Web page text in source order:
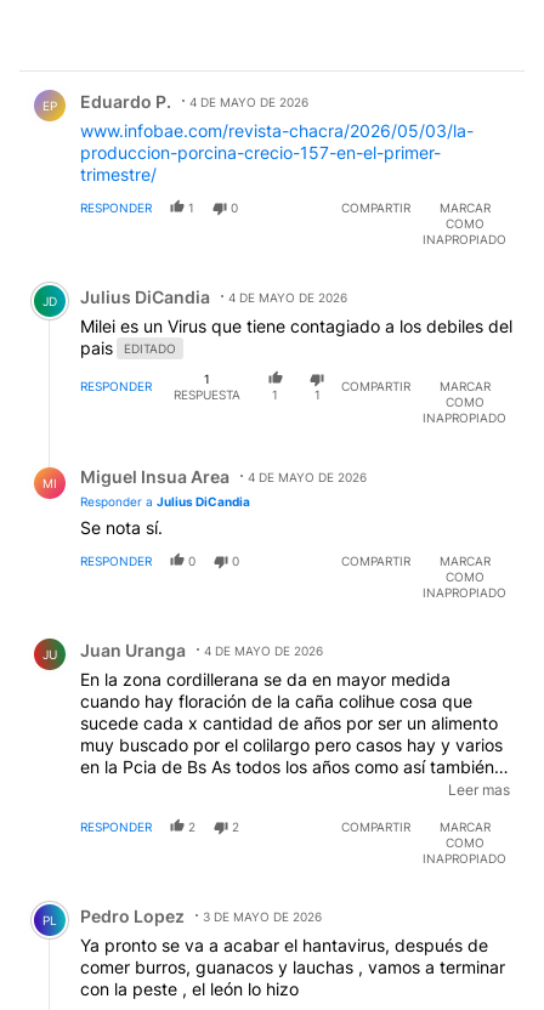
EP Eduardo P. 4 DE MAYO DE 2026
www.infobae.com/revista-chacra/2026/05/03/la-
produccion-porcina-crecio-157-en-el-primer-
trimestre/
RESPONDER 1 0 COMPARTIR
MARCAR
COMO
INAPROPIADO
Comentario de Julius DiCandia.
JD Julius DiCandia 4 DE MAYO DE 2026
Milei es un Virus que tiene contagiado a los debiles del
pais
EDITADO
RESPONDER
1
RESPUESTA
1 1
COMPARTIR
MARCAR
COMO
INAPROPIADO
MI Miguel Insua Area
4 DE MAYO DE 2026
Responder a Julius DiCandia
Se nota sí.
RESPONDER 0 0 COMPARTIR
MARCAR
COMO
INAPROPIADO
JU Juan Uranga 4 DE MAYO DE 2026
En la zona cordillerana se da en mayor medida
cuando hay floración de la caña colihue cosa que
sucede cada x cantidad de años por ser un alimento
muy buscado por el colilargo pero casos hay y varios
en la Pcia de Bs As todos los años como así también
desde Usuahia a la Quiaca y en todo el mundo.Leer mas
RESPONDER 2 2 COMPARTIR
MARCAR
COMO
INAPROPIADO
Comentario de Pedro Lopez.
PL Pedro Lopez 3 DE MAYO DE 2026
Ya pronto se va a acabar el hantavirus, después de
comer burros, guanacos y lauchas , vamos a terminar
con la peste , el león lo hizo